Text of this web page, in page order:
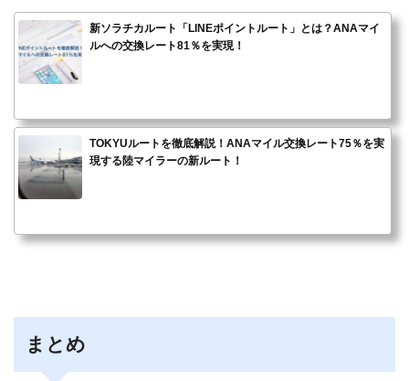
新ソラチカルート「LINEポイントルート」とは？ANAマイ
ルへの交換レート81％を実現！
TOKYUルートを徹底解説！ANAマイル交換レート75％を実
現する陸マイラーの新ルート！
まとめ